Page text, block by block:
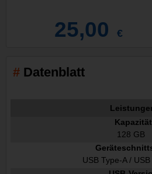
25,00 €
Datenblatt
128 GB
USB Type-A /